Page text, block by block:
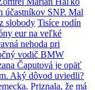
účastníkov SNP. Mal
slobody Tisíce rodín
eur na veľké
nehoda pri
vodič BMW
Čaputová je opäť
Aký dôvod uviedli?
Priznala, že má